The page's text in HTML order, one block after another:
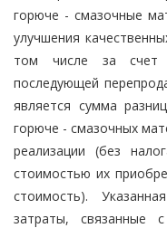
горюче - смазочные
улучшения
том числе за счет
последующей
является сумма
горюче - смазочных
реализации (без
стоимостью их
стоимость).
затраты, связанные